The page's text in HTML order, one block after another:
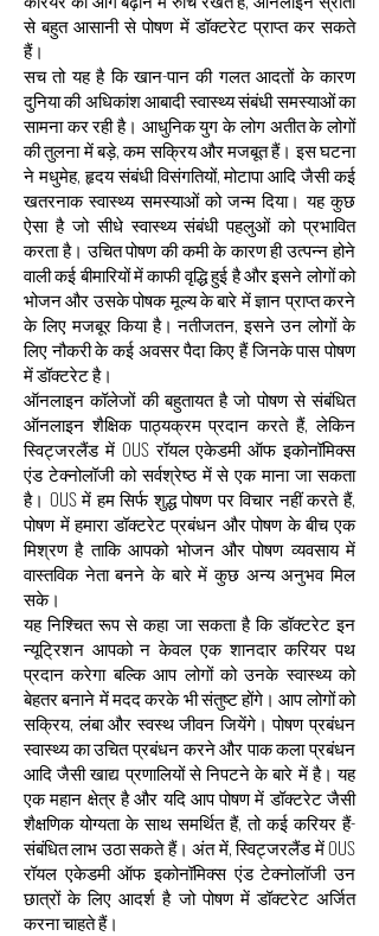
से बहुत आसानी से पोषण में डॉक्टरेट प्राप्त कर सकते
हैं।
सच तो यह है कि खान-पान की गलत आदतों के कारण
दुनिया की अधिकांश आबादी स्वास्थ्य संबंधी समस्याओं का
सामना कर रही है। आधुनिक युग के लोग अतीत के लोगों
की तुलना में बड़े, कम सक्रिय और मजबूत हैं। इस घटना
ने मधुमेह, हृदय संबंधी विसंगतियों, मोटापा आदि जैसी कई
खतरनाक स्वास्थ्य समस्याओं को जन्म दिया। यह कुछ
ऐसा है जो सीधे स्वास्थ्य संबंधी पहलुओं को प्रभावित
करता है। उचित पोषण की कमी के कारण ही उत्पन्न होने
वाली कई बीमारियों में काफी वृद्धि हुई है और इसने लोगों को
भोजन और उसके पोषक मूल्य के बारे में ज्ञान प्राप्त करने
के लिए मजबूर किया है। नतीजतन, इसने उन लोगों के
लिए नौकरी के कई अवसर पैदा किए हैं जिनके पास पोषण
में डॉक्टरेट है।
ऑनलाइन कॉलेजों की बहुतायत है जो पोषण से संबंधित
ऑनलाइन शैक्षिक पाठ्यक्रम प्रदान करते हैं, लेकिन
स्विट्जरलैंड में OUS रॉयल एकेडमी ऑफ इकोनॉमिक्स
एंड टेक्नोलॉजी को सर्वश्रेष्ठ में से एक माना जा सकता
है। OUS में हम सिर्फ शुद्ध पोषण पर विचार नहीं करते हैं,
पोषण में हमारा डॉक्टरेट प्रबंधन और पोषण के बीच एक
मिश्रण है ताकि आपको भोजन और पोषण व्यवसाय में
वास्तविक नेता बनने के बारे में कुछ अन्य अनुभव मिल
सके।
यह निश्चित रूप से कहा जा सकता है कि डॉक्टरेट इन
न्यूट्रिशन आपको न केवल एक शानदार करियर पथ
प्रदान करेगा बल्कि आप लोगों को उनके स्वास्थ्य को
बेहतर बनाने में मदद करके भी संतुष्ट होंगे। आप लोगों को
सक्रिय, लंबा और स्वस्थ जीवन जियेंगे। पोषण प्रबंधन
स्वास्थ्य का उचित प्रबंधन करने और पाक कला प्रबंधन
आदि जैसी खाद्य प्रणालियों से निपटने के बारे में है। यह
एक महान क्षेत्र है और यदि आप पोषण में डॉक्टरेट जैसी
शैक्षणिक योग्यता के साथ समर्थित हैं, तो कई करियर हैं-
संबंधित लाभ उठा सकते हैं। अंत में, स्विट्जरलैंड में OUS
रॉयल एकेडमी ऑफ इकोनॉमिक्स एंड टेक्नोलॉजी उन
छात्रों के लिए आदर्श है जो पोषण में डॉक्टरेट अर्जित
करना चाहते हैं।